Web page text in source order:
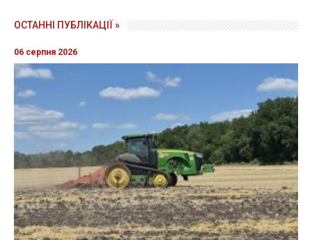
ОСТАННІ ПУБЛІКАЦІЇ »
06 серпня 2026